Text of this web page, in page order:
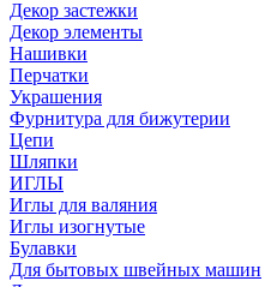
Декор застежки
Декор элементы
Нашивки
Перчатки
Украшения
Фурнитура для бижутерии
Цепи
Шляпки
ИГЛЫ
Иглы для валяния
Иглы изогнутые
Булавки
Для бытовых швейных машин